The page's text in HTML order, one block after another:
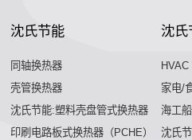
沈氏节能
同轴换热器
壳管换热器
沈氏节能:塑料壳盘管式换热器
印刷电路板式换热器（PCHE）
沈氏
HVAC
家电/
海工
沈氏